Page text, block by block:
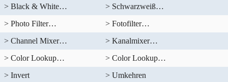
> Black & White…
> Schwarzweiß…
> Photo Filter…
> Fotofilter…
> Channel Mixer…
> Kanalmixer…
> Color Lookup…
> Color Lookup…
> Invert
> Umkehren